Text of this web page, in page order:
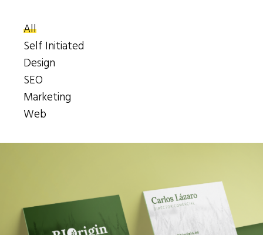
All
Self Initiated
Design
SEO
Marketing
Web